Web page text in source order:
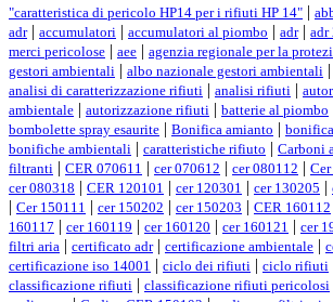
Tags
"caratteristica di pericolo HP14 per i rifiuti HP 14" |
adr| accumulatori | accumulatori al piombo | adr| adr
merci pericolose | aee | agenzia regionale per la
gestori ambientali | albo nazionale gestori ambientali |
analisi di caratterizzazione rifiuti | analisi rifiuti |
ambientale | autorizzazione rifiuti | batterie al piombo
bombolette spray esaurite | Bonifica amianto |
bonifiche ambientali | caratteristiche rifiuto | Carboni
filtranti | CER 070611 | cer 070612 | cer 080112 |
cer 080318 | CER 120101 | cer 120301 | cer 130205 |
| Cer 150111 | cer 150202 | cer 150203 | CER 160112
160117 | cer 160119 | cer 160120 | cer 160121 | cer
filtri aria | certificato adr| certificazione ambientale |
certificazione iso 14001 | ciclo dei rifiuti | ciclo rifiuti
classificazione rifiuti | classificazione rifiuti pericolosi